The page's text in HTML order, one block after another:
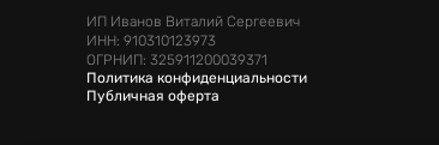
ИП Иванов Виталий Сергеевич
ИНН: 910310123973
ОГРНИП: 325911200039371
Политика конфиденциальности
Публичная оферта